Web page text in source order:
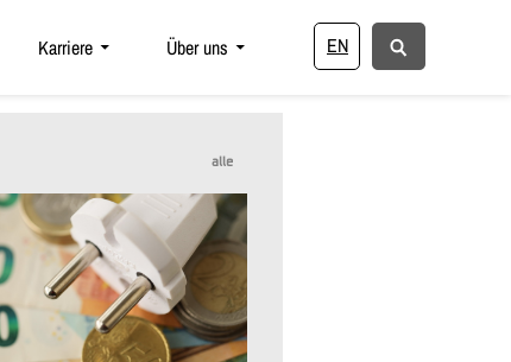
EN
Karriere Über uns
alle